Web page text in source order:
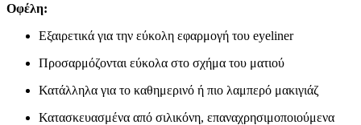
Οφέλη:
Εξαιρετικά για την εύκολη εφαρμογή του eyeliner
Προσαρμόζονται εύκολα στο σχήμα του ματιού
Κατάλληλα για το καθημερινό ή πιο λαμπερό μακιγιάζ
Κατασκευασμένα από σιλικόνη, επαναχρησιμοποιούμενα